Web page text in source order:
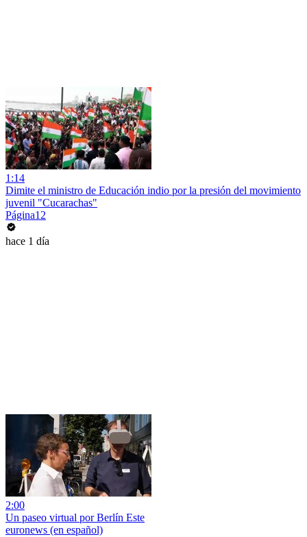
1:14
Dimite el ministro de Educación indio por la presión del movimiento
juvenil "Cucarachas"
Página12
hace 1 día
2:00
Un paseo virtual por Berlín Este
euronews (en español)